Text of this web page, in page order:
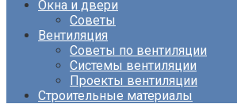
Окна и двери
Советы
Вентиляция
Советы по вентиляции
Системы вентиляции
Проекты вентиляции
Строительные материалы